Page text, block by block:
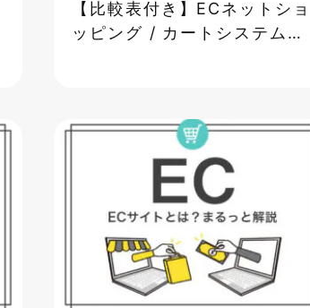
【比較表付き】ECネットショ
ッピング / カートシステムの